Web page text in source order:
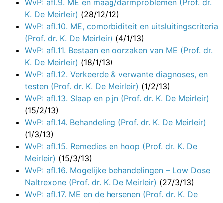
WvP: afl.9. ME en maag/darmproblemen (Prof. dr.
K. De Meirleir) (28/12/12)
WvP: afl.10. ME, comorbiditeit en uitsluitingscriteria
(Prof. dr. K. De Meirleir) (4/1/13)
WvP: afl.11. Bestaan en oorzaken van ME (Prof. dr.
K. De Meirleir) (18/1/13)
WvP: afl.12. Verkeerde & verwante diagnoses, en
testen (Prof. dr. K. De Meirleir) (1/2/13)
WvP: afl.13. Slaap en pijn (Prof. dr. K. De Meirleir)
(15/2/13)
WvP: afl.14. Behandeling (Prof. dr. K. De Meirleir)
(1/3/13)
WvP: afl.15. Remedies en hoop (Prof. dr. K. De
Meirleir) (15/3/13)
WvP: afl.16. Mogelijke behandelingen – Low Dose
Naltrexone (Prof. dr. K. De Meirleir) (27/3/13)
WvP: afl.17. ME en de hersenen (Prof. dr. K. De